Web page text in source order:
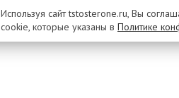
Используя сайт tstosterone.ru, Вы
cookie, которые указаны в Политике